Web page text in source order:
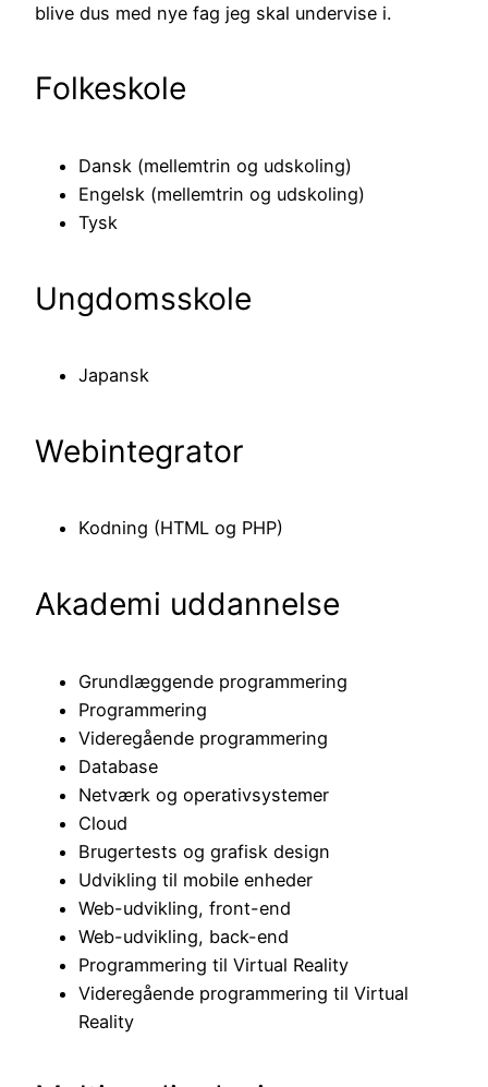
blive dus med nye fag jeg skal undervise i.
Folkeskole
Dansk (mellemtrin og udskoling)
Engelsk (mellemtrin og udskoling)
Tysk
Ungdomsskole
Japansk
Webintegrator
Kodning (HTML og PHP)
Akademi uddannelse
Grundlæggende programmering
Programmering
Videregående programmering
Database
Netværk og operativsystemer
Cloud
Brugertests og grafisk design
Udvikling til mobile enheder
Web-udvikling, front-end
Web-udvikling, back-end
Programmering til Virtual Reality
Videregående programmering til Virtual
Reality